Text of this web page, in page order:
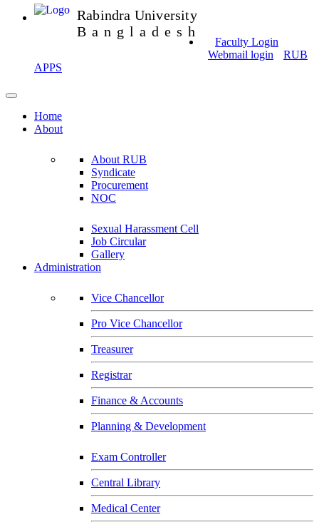
Rabindra University
Bangladesh
Faculty Login
Webmail login
RUB
APPS
Home
About
About RUB
Syndicate
Procurement
NOC
Sexual Harassment Cell
Job Circular
Gallery
Administration
Vice Chancellor
Pro Vice Chancellor
Treasurer
Registrar
Finance & Accounts
Planning & Development
Exam Controller
Central Library
Medical Center